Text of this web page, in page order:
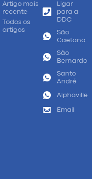
Artigo mais
recente
Todos os
artigos
Ligar
para a
DDC
São
Caetano
São
Bernardo
Santo
André
Alphaville
Email